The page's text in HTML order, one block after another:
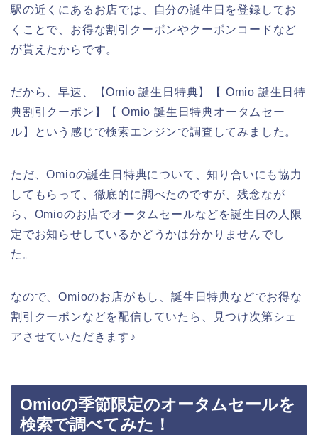
駅の近くにあるお店では、自分の誕生日を登録してお
くことで、お得な割引クーポンやクーポンコードなど
が貰えたからです。
だから、早速、【Omio 誕生日特典】【 Omio 誕生日特
典割引クーポン】【 Omio 誕生日特典オータムセー
ル】という感じで検索エンジンで調査してみました。
ただ、Omioの誕生日特典について、知り合いにも協力
してもらって、徹底的に調べたのですが、残念なが
ら、Omioのお店でオータムセールなどを誕生日の人限
定でお知らせしているかどうかは分かりませんでし
た。
なので、Omioのお店がもし、誕生日特典などでお得な
割引クーポンなどを配信していたら、見つけ次第シェ
アさせていただきます♪
Omioの季節限定のオータムセールを
検索で調べてみた！